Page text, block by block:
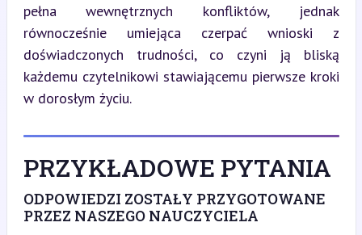
pełna wewnętrznych konfliktów, jednak
równocześnie umiejąca czerpać wnioski z
doświadczonych trudności, co czyni ją bliską
każdemu czytelnikowi stawiającemu pierwsze kroki
w dorosłym życiu.
PRZYKŁADOWE PYTANIA
ODPOWIEDZI ZOSTAŁY PRZYGOTOWANE
PRZEZ NASZEGO NAUCZYCIELA